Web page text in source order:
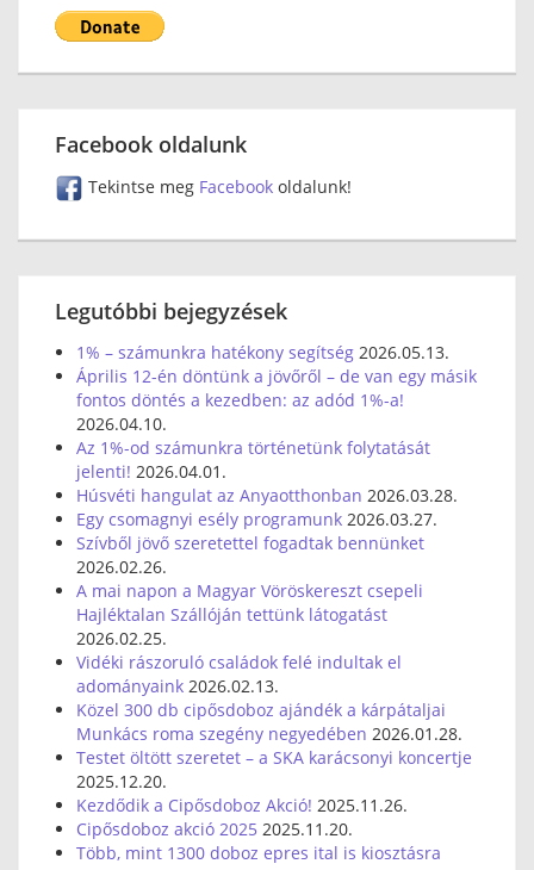
Facebook oldalunk
Tekintse meg Facebook oldalunk!
Legutóbbi bejegyzések
1% – számunkra hatékony segítség 2026.05.13.
Április 12-én döntünk a jövőről – de van egy másik
fontos döntés a kezedben: az adód 1%-a!
2026.04.10.
Az 1%-od számunkra történetünk folytatását
jelenti! 2026.04.01.
Húsvéti hangulat az Anyaotthonban 2026.03.28.
Egy csomagnyi esély programunk 2026.03.27.
Szívből jövő szeretettel fogadtak bennünket
2026.02.26.
A mai napon a Magyar Vöröskereszt csepeli
Hajléktalan Szállóján tettünk látogatást
2026.02.25.
Vidéki rászoruló családok felé indultak el
adományaink 2026.02.13.
Közel 300 db cipősdoboz ajándék a kárpátaljai
Munkács roma szegény negyedében 2026.01.28.
Testet öltött szeretet – a SKA karácsonyi koncertje
2025.12.20.
Kezdődik a Cipősdoboz Akció! 2025.11.26.
Cipősdoboz akció 2025 2025.11.20.
Több, mint 1300 doboz epres ital is kiosztásra